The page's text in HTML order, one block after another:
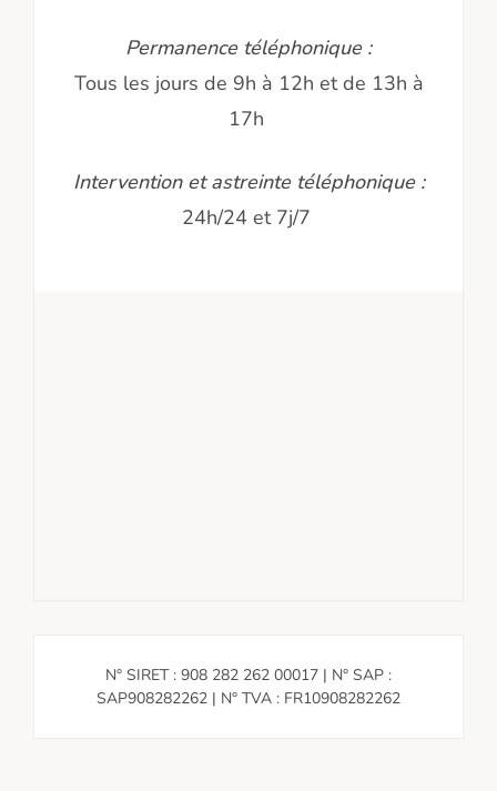
Permanence téléphonique :
Tous les jours de 9h à 12h et de 13h à
17h
Intervention et astreinte téléphonique :
24h/24 et 7j/7
N° SIRET : 908 282 262 00017 | N° SAP :
SAP908282262 | N° TVA : FR10908282262